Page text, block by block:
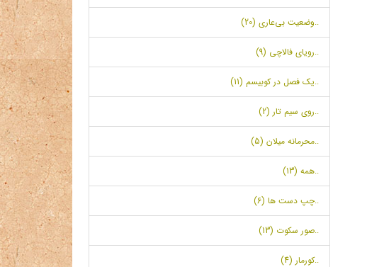
..وضعیت بی‌عاری (20)
..رویای فالاچی (9)
..یک فصل در کوبیسم (11)
..روی سیم تار (2)
..محرمانه میلان (5)
..همه (13)
..چپ دست ها (6)
..صور سکوت (13)
..کورمار (4)